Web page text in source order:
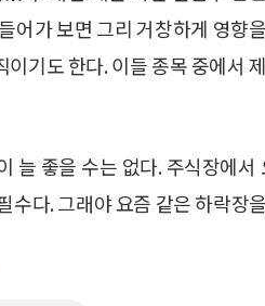
어가 보면 그리 거창하게 영향
기도 한다. 이들 종목 중에서
늘 좋을 수는 없다. 주식장에
수다. 그래야 요즘 같은 하락장